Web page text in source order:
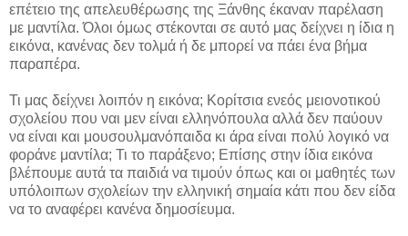
επέτειο της απελευθέρωσης της Ξάνθης έκαναν παρέλαση
με μαντίλα. Όλοι όμως στέκονται σε αυτό μας δείχνει η ίδια η
εικόνα, κανένας δεν τολμά ή δε μπορεί να πάει ένα βήμα
παραπέρα.
Τι μας δείχνει λοιπόν η εικόνα; Κορίτσια ενεός μειονοτικού
σχολείου που ναι μεν είναι ελληνόπουλα αλλά δεν παύουν
να είναι και μουσουλμανόπαιδα κι άρα είναι πολύ λογικό να
φοράνε μαντίλα; Τι το παράξενο; Επίσης στην ίδια εικόνα
βλέπουμε αυτά τα παιδιά να τιμούν όπως και οι μαθητές των
υπόλοιπων σχολείων την ελληνική σημαία κάτι που δεν είδα
να το αναφέρει κανένα δημοσίευμα.